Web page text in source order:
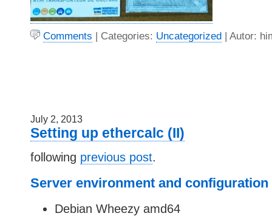
Comments | Categories: Uncategorized | Autor:
July 2, 2013
Setting up ethercalc (II)
following previous post.
Server environment and configuration
Debian Wheezy amd64